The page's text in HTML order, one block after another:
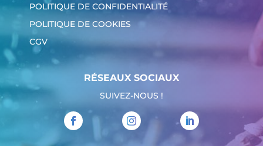
POLITIQUE DE CONFIDENTIALITÉ
POLITIQUE DE COOKIES
CGV
RÉSEAUX SOCIAUX
SUIVEZ-NOUS !